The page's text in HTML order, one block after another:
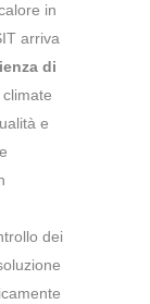
in
arriva
di
climate
e
dei